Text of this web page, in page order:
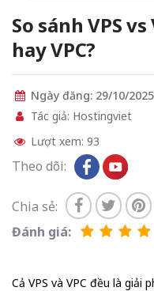
So sánh VPS vs
hay VPC?
Ngày đăng: 29/10/2025
Tác giả: Hostingviet
Lượt xem: 93
Theo dõi:
Chia sẻ:
Đánh giá:
Cả VPS và VPC đều là